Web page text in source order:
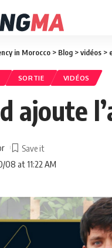
in Morocco > Blog >vidéos >
SORTIE VIDÉOS
ajoute
08 at 11:22 AM